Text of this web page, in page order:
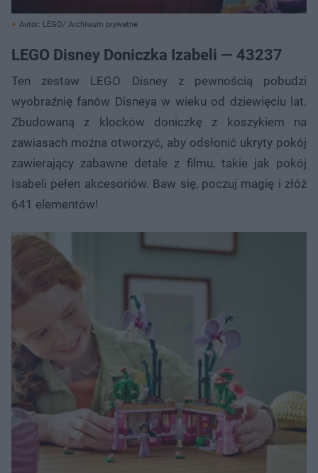
Autor: LEGO/ Archiwum prywatne
LEGO Disney Doniczka Izabeli — 43237
Ten zestaw LEGO Disney z pewnością pobudzi
wyobraźnię fanów Disneya w wieku od dziewięciu lat.
Zbudowaną z klocków doniczkę z koszykiem na
zawiasach można otworzyć, aby odsłonić ukryty pokój
zawierający zabawne detale z filmu, takie jak pokój
Isabeli pełen akcesoriów. Baw się, poczuj magię i złóż
641 elementów!